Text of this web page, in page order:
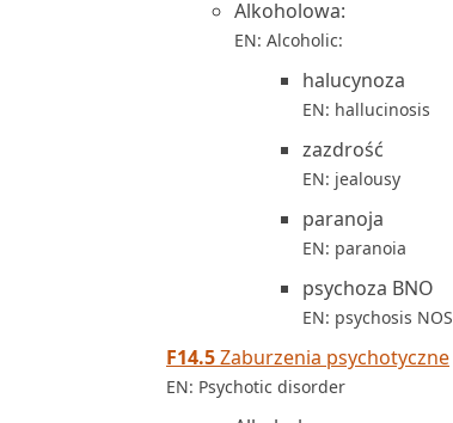
Alkoholowa:
EN: Alcoholic:
halucynoza
EN: hallucinosis
zazdrość
EN: jealousy
paranoja
EN: paranoia
psychoza BNO
EN: psychosis NOS
F14.5Zaburzenia psychotyczne
EN: Psychotic disorder